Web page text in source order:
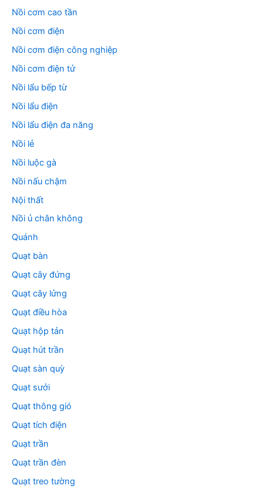
Nồi cơm cao tần
Nồi cơm điện
Nồi cơm điện công nghiệp
Nồi cơm điện tử
Nồi lẩu bếp từ
Nồi lẩu điện
Nồi lẩu điện đa năng
Nồi lẻ
Nồi luộc gà
Nồi nấu chậm
Nội thất
Nồi ủ chân không
Quánh
Quạt bàn
Quạt cây đứng
Quạt cây lửng
Quạt điều hòa
Quạt hộp tản
Quạt hút trần
Quạt sàn quỳ
Quạt sưởi
Quạt thông gió
Quạt tích điện
Quạt trần
Quạt trần đèn
Quạt treo tường